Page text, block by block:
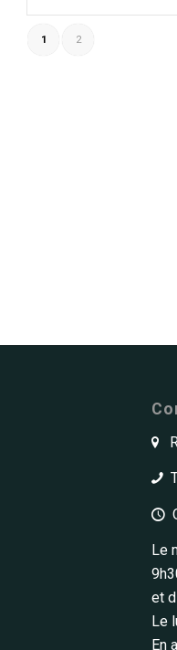
1 2
Le
et
Le
En